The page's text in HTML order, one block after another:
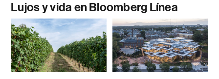
Lujos y vida en Bloomberg Línea